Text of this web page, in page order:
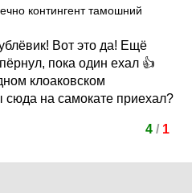
контингент тамошний
Вот это да! Ещё
пока один ехал 👍
клоаковском
сюда на самокате приехал?
4/ 1